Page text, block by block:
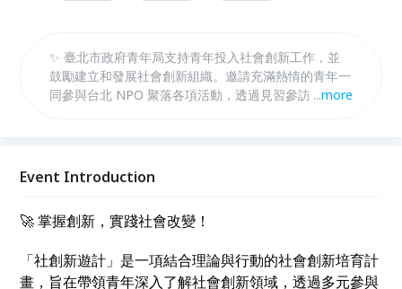
✨ 臺北市政府青年局支持青年投入社會創新工作，並
鼓勵建立和發展社會創新組織。邀請充滿熱情的青年一
同參與台北 NPO 聚落各項活動，透過見習參訪，體驗
...more
Event Introduction
🚀 掌握創新，實踐社會改變！
「社創新遊計」是一項結合理論與行動的社會創新培育計
畫，旨在帶領青年深入了解社會創新領域，透過多元參與